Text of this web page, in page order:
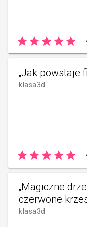
starstarstarstarstar
„Jak powstaje
klasa3d
starstarstarstarstar
„Magiczne
czerwone
klasa3d